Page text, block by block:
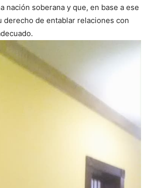
nación soberana y que, en base a ese
de entablar relaciones con